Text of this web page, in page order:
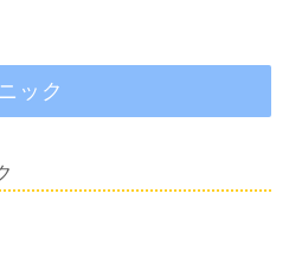
ック